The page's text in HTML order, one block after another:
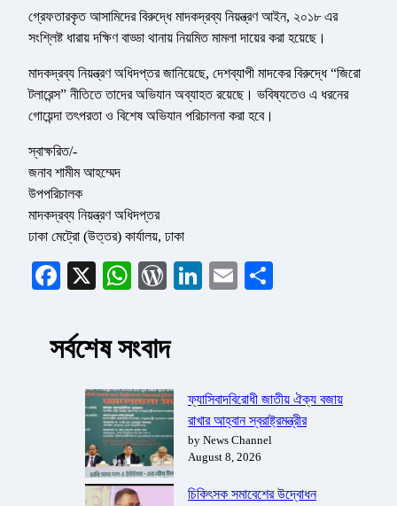
গ্রেফতারকৃত আসামিদের বিরুদ্ধে মাদকদ্রব্য নিয়ন্ত্রণ আইন, ২০১৮ এর
সংশ্লিষ্ট ধারায় দক্ষিণ বাড্ডা থানায় নিয়মিত মামলা দায়ের করা হয়েছে।
মাদকদ্রব্য নিয়ন্ত্রণ অধিদপ্তর জানিয়েছে, দেশব্যাপী মাদকের বিরুদ্ধে “জিরো
টলারেন্স” নীতিতে তাদের অভিযান অব্যাহত রয়েছে। ভবিষ্যতেও এ ধরনের
গোয়েন্দা তৎপরতা ও বিশেষ অভিযান পরিচালনা করা হবে।
স্বাক্ষরিত/-
জনাব শামীম আহম্মেদ
উপপরিচালক
মাদকদ্রব্য নিয়ন্ত্রণ অধিদপ্তর
ঢাকা মেট্রো (উত্তর) কার্যালয়, ঢাকা
Facebook
X WhatsApp
WordPress
LinkedIn
Email
সর্বশেষ সংবাদ
ফ্যাসিবাদবিরোধী জাতীয় ঐক্য বজায়
রাখার আহ্বান স্বরাষ্ট্রমন্ত্রীর
by News Channel
August 8, 2026
চিকিৎসক সমাবেশের উদ্বোধন